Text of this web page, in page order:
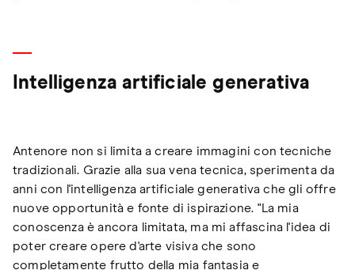
Intelligenza artificiale generativa
Antenore non si limita a creare immagini con tecniche
tradizionali. Grazie alla sua vena tecnica, sperimenta da
anni con l'intelligenza artificiale generativa che gli offre
nuove opportunità e fonte di ispirazione. "La mia
conoscenza è ancora limitata, ma mi affascina l'idea di
poter creare opere d'arte visiva che sono
completamente frutto della mia fantasia e